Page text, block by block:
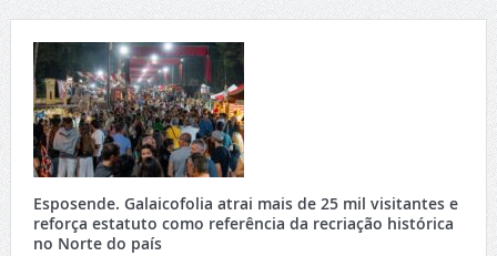
Esposende. Galaicofolia atrai mais de 25 mil visitantes e
reforça estatuto como referência da recriação histórica
no Norte do país